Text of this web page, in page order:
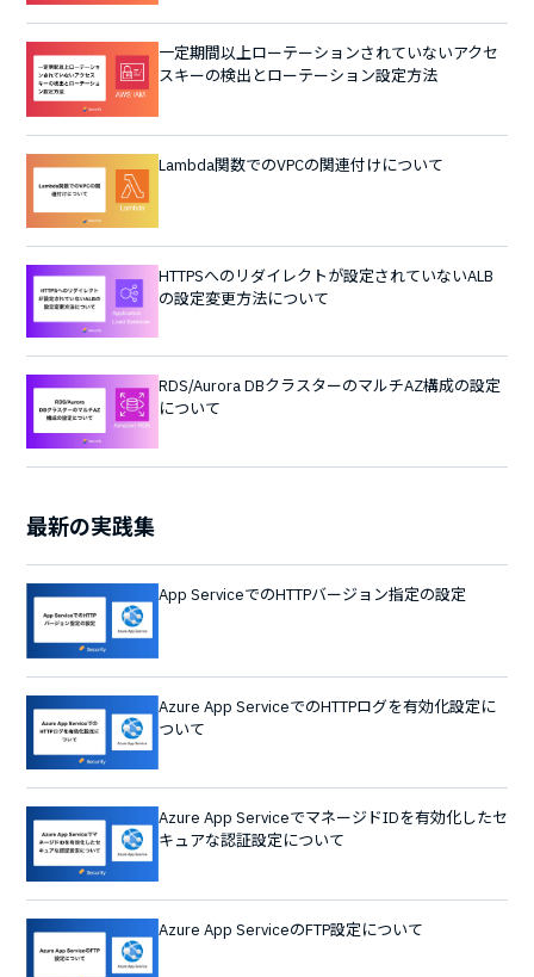
一定期間以上ローテーションされていないアクセ
スキーの検出とローテーション設定方法
Lambda関数でのVPCの関連付けについて
HTTPSへのリダイレクトが設定されていないALB
の設定変更方法について
RDS/Aurora DBクラスターのマルチAZ構成の設定
について
最新の実践集
App ServiceでのHTTPバージョン指定の設定
Azure App ServiceでのHTTPログを有効化設定に
ついて
Azure App ServiceでマネージドIDを有効化したセ
キュアな認証設定について
Azure App ServiceのFTP設定について